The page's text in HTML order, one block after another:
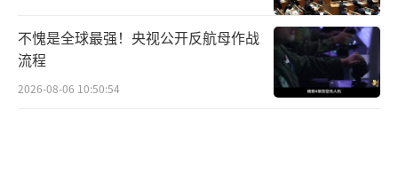
不愧是全球最强！央视公开反航母作战
流程
2026-08-06 10:50:54